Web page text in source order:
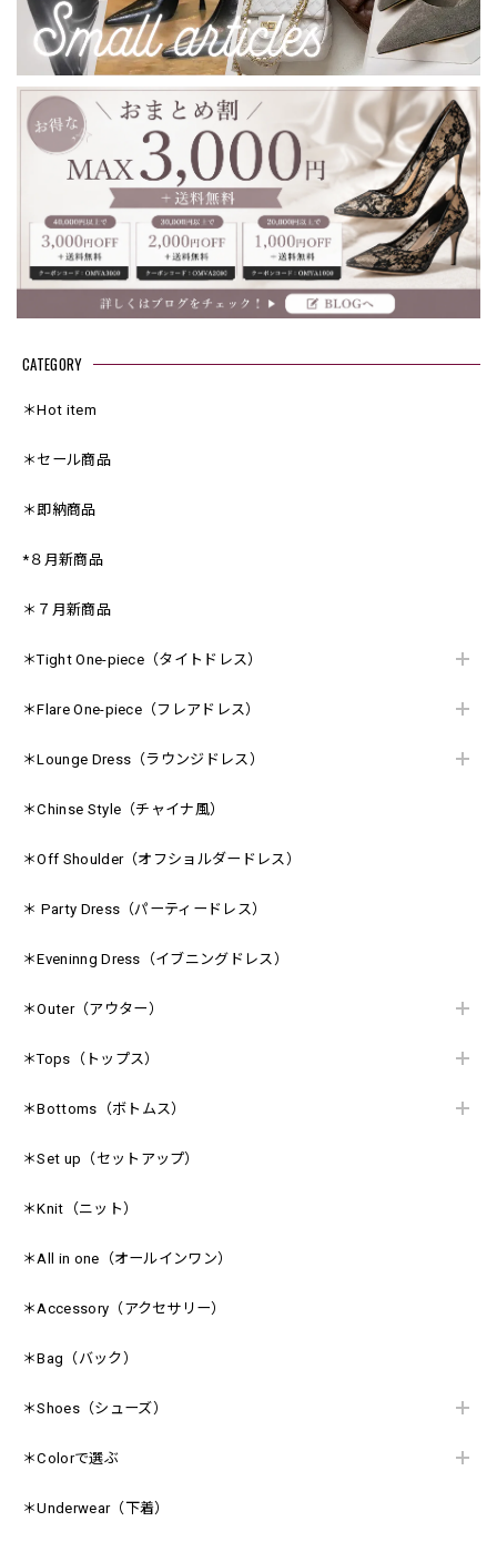
CATEGORY
＊Hot item
＊セール商品
＊即納商品
*８月新商品
＊７月新商品
＊Tight One-piece（タイトドレス）
＊Flare One-piece（フレアドレス）
＊Lounge Dress（ラウンジドレス）
＊Chinse Style（チャイナ風）
＊Off Shoulder（オフショルダードレス）
＊ Party Dress（パーティードレス）
＊Eveninng Dress（イブニングドレス）
＊Outer（アウター）
＊Tops（トップス）
＊Bottoms（ボトムス）
＊Set up（セットアップ）
＊Knit（ニット）
＊All in one（オールインワン）
＊Accessory（アクセサリー）
＊Bag（バック）
＊Shoes（シューズ）
＊Colorで選ぶ
＊Underwear（下着）